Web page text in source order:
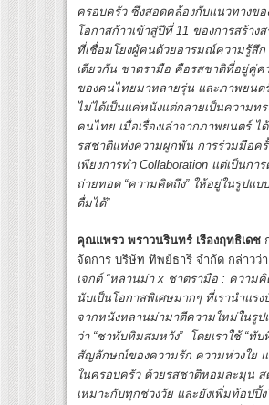
ครอบครัว ซึ่งสอดคล้องกับแนวทางขอ
โอกาสก้าวเข้าสู่ปีที่ 11 ของการสร้างส
ที่เชื่อมโยงผู้คนด้วยอารมณ์ความรู้สึ
เดียวกัน ชาตรามือ คือรสชาติที่อยู่คู่ค
ของคนไทยมาหลายรุ่น และภาพยนต
ไม่ได้เป็นแค่หนังแต่กลายเป็นความท
คนไทย เมื่อเรื่องเล่าจากภาพยนตร์ ไ
รสชาติแห่งความผูกพัน การร่วมมือค
เพียงการทำ Collaboration แต่เป็นการ
ถ่ายทอด “ความคิดถึง” ให้อยู่ในรูปแ
ดื่มได้”
คุณแพรว พราวนรินทร์ เรืองฤทธิเดช
จัดการ บริษัท ทิพย์ธารี จำกัด กล่าวว่า
เจกต์ “หลานม่า x ชาตรามือ : ความคิ
นับเป็นโอกาสพิเศษมากๆ ที่เรานำแรง
จากหนังหลานม่ามาตีความใหม่ในรูป
ว่า “ชาทับทิมสมหวัง” โดยเราใช้ “ทับ
สัญลักษณ์ของความรัก ความห่วงใย แ
ในครอบครัว ด้วยรสชาติหอมละมุน
เหมาะกับทุกช่วงวัย และยังเพิ่มท้อปปิ้